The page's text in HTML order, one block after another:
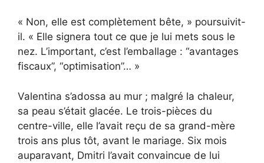
« Non, elle est complètement bête, » poursuivit-
il. « Elle signera tout ce que je lui mets sous le
nez. L’important, c’est l’emballage : “avantages
fiscaux”, “optimisation”… »
Valentina s’adossa au mur ; malgré la chaleur,
sa peau s’était glacée. Le trois-pièces du
centre-ville, elle l’avait reçu de sa grand-mère
trois ans plus tôt, avant le mariage. Six mois
auparavant, Dmitri l’avait convaincue de lui